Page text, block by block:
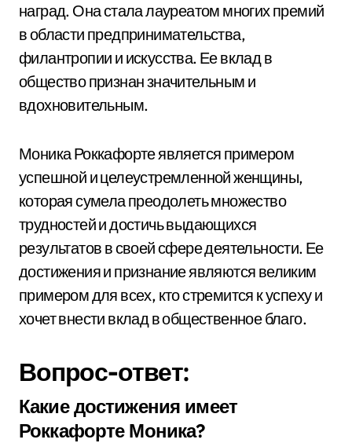
наград. Она стала лауреатом многих премий
в области предпринимательства,
филантропии и искусства. Ее вклад в
общество признан значительным и
вдохновительным.
Моника Роккафорте является примером
успешной и целеустремленной женщины,
которая сумела преодолеть множество
трудностей и достичь выдающихся
результатов в своей сфере деятельности. Ее
достижения и признание являются великим
примером для всех, кто стремится к успеху и
хочет внести вклад в общественное благо.
Вопрос-ответ:
Какие достижения имеет
Роккафорте Моника?